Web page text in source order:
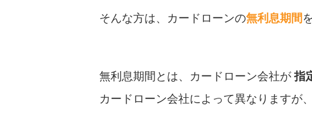
そんな方は、カードローンの無利息期間
無利息期間とは、カードローン会社が指
カードローン会社によって異なりますが